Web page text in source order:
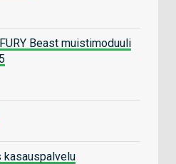
Beast muistimoduuli
kasauspalvelu